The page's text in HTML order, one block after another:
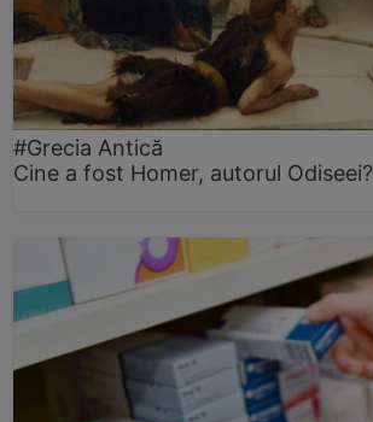
#Grecia Antică
Cine a fost Homer, autorul Odiseei?